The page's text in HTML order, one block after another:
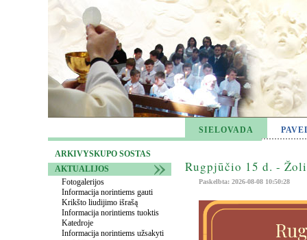
SIELOVADA
ARKIVYSKUPO SOSTAS
AKTUALIJOS
Fotogalerijos
Informacija norintiems gauti
Krikšto liudijimo išrašą
Informacija norintiems tuoktis
Katedroje
Informacija norintiems užsakyti
Rugpjūčio 15 d. -
Paskelbta: 2026-08-08 10:50:28